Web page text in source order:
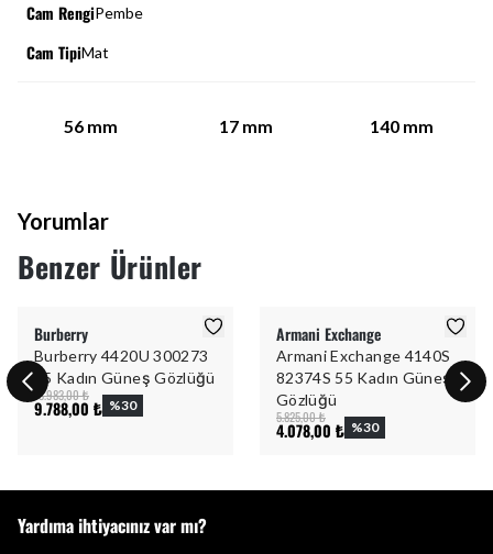
Cam RengiPembe
Cam TipiMat
56 mm 17 mm 140 mm
Yorumlar
Benzer Ürünler
Burberry
Burberry 4420U 300273
55 Kadın Güneş Gözlüğü
13.983,00 ₺
9.788,00 ₺ %30
Armani Exchange
Armani Exchange 4140S
82374S 55 Kadın Güneş
Gözlüğü
5.825,00 ₺
4.078,00 ₺ %30
Yardıma ihtiyacınız var mı?